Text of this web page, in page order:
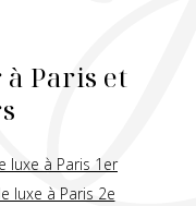
Paris et
luxe à Paris 1er
luxe à Paris 2e